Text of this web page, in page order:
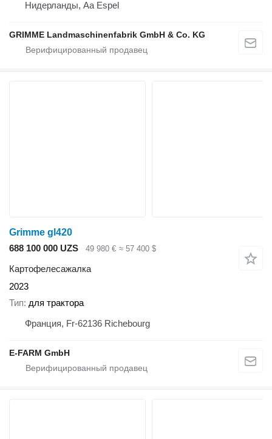
Нидерланды, Aa Espel
GRIMME Landmaschinenfabrik GmbH & Co. KG
Grimme gl420
688 100 000 UZS
49 980 € ≈ 57 400 $
Картофелесажалка
2023
Тип для трактора
Франция, Fr-62136 Richebourg
E-FARM GmbH